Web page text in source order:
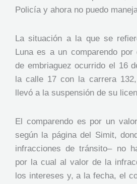
Policía y ahora no puedo
La situación a la que se
Luna es a un comparendo por
de embriaguez ocurrido el 16
la calle 17 con la carrera
llevó a la suspensión de su
El comparendo es por un
según la página del Simit,
infracciones de tránsito– no
por la cual al valor de la
los intereses y, a la fecha, el